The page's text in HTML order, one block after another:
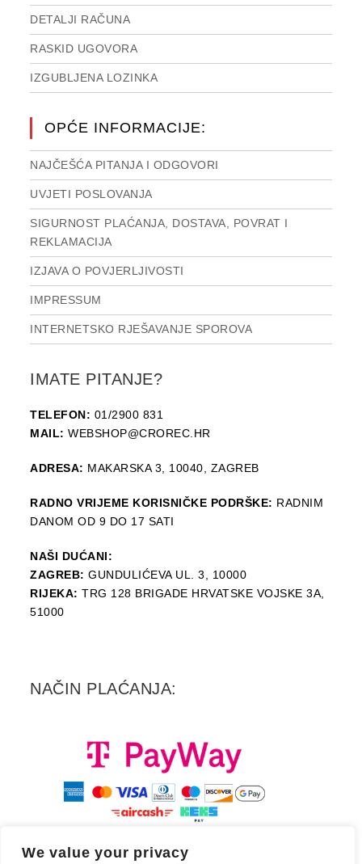
We value your privacy
DETALJI RAČUNA
RASKID UGOVORA
IZGUBLJENA LOZINKA
OPĆE INFORMACIJE:
NAJČEŠĆA PITANJA I ODGOVORI
UVJETI POSLOVANJA
SIGURNOST PLAĆANJA, DOSTAVA, POVRAT I
REKLAMACIJA
IZJAVA O POVJERLJIVOSTI
IMPRESSUM
INTERNETSKO RJEŠAVANJE SPOROVA
IMATE PITANJE?
TELEFON: 01/2900 831
MAIL: WEBSHOP@CROREC.HR
ADRESA: MAKARSKA 3, 10040, ZAGREB
RADNO VRIJEME KORISNIČKE PODRŠKE: RADNIM
DANOM OD 9 DO 17 SATI
NAŠI DUĆANI:
ZAGREB: GUNDULIĆEVA UL. 3, 10000
RIJEKA: TRG 128 BRIGADE HRVATSKE VOJSKE 3A,
51000
NAČIN PLAĆANJA: